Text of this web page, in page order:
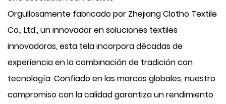
Orgullosamente fabricado por Zhejiang Clotho Textile
Co., Ltd., un innovador en soluciones textiles
innovadoras, esta tela incorpora décadas de
experiencia en la combinación de tradición con
tecnología. Confiado en las marcas globales, nuestro
compromiso con la calidad garantiza un rendimiento